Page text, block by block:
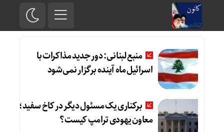
منبع لبنانی: دور جدید مذاکرات با
اسرائیل ماه آینده برگزار نمی‌شود
برکناری یک مسئول دیگر در کاخ سفید؛
معاون یهودی ترامپ کیست؟